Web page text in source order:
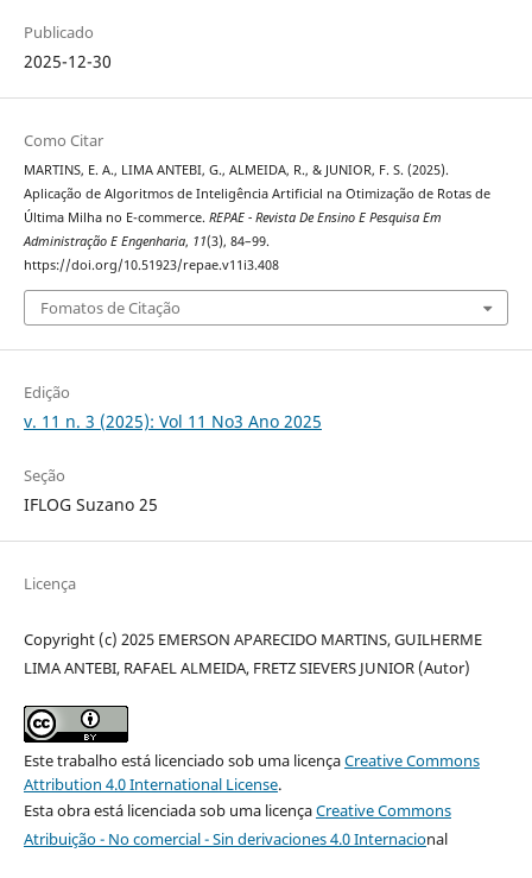
Publicado
2025-12-30
Como Citar
MARTINS, E. A., LIMA ANTEBI, G., ALMEIDA, R., & JUNIOR, F. S. (2025).
Aplicação de Algoritmos de Inteligência Artificial na Otimização de Rotas de
Última Milha no E-commerce. REPAE - Revista De Ensino E Pesquisa Em
Administração E Engenharia, 11(3), 84–99.
https://doi.org/10.51923/repae.v11i3.408
Fomatos de Citação
Edição
v. 11 n. 3 (2025): Vol 11 No3 Ano 2025
Seção
IFLOG Suzano 25
Licença
Copyright (c) 2025 EMERSON APARECIDO MARTINS, GUILHERME
LIMA ANTEBI, RAFAEL ALMEIDA, FRETZ SIEVERS JUNIOR (Autor)
Este trabalho está licenciado sob uma licençaCreative Commons
Attribution 4.0 International License.
Esta obra está licenciada sob uma licençaCreative Commons
Atribuição - No comercial - Sin derivaciones 4.0 Internacional